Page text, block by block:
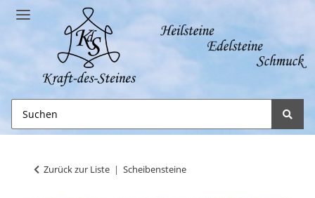
Zurück zur Liste Scheibensteine